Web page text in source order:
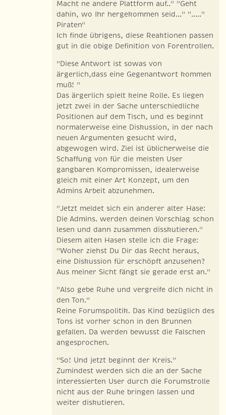
Macht ne andere Plattform auf.." "Geht
dahin, wo Ihr hergekommen seid..." "....."
Piraten"
Ich finde übrigens, diese Reaktionen passen
gut in die obige Definition von Forentrollen.
"Diese Antwort ist sowas von
ärgerlich,dass eine Gegenantwort kommen
muß! "
Das ärgerlich spielt keine Rolle. Es liegen
jetzt zwei in der Sache unterschiedliche
Positionen auf dem Tisch, und es beginnt
normalerweise eine Diskussion, in der nach
neuen Argumenten gesucht wird,
abgewogen wird. Ziel ist üblicherweise die
Schaffung von für die meisten User
gangbaren Kompromissen, idealerweise
gleich mit einer Art Konzept, um den
Admins Arbeit abzunehmen.
"Jetzt meldet sich ein anderer alter Hase:
Die Admins. werden deinen Vorschlag schon
lesen und dann zusammen disskutieren."
Diesem alten Hasen stelle ich die Frage:
"Woher ziehst Du Dir das Recht heraus,
eine Diskussion für erschöpft anzusehen?
Aus meiner Sicht fängt sie gerade erst an."
"Also gebe Ruhe und vergreife dich nicht in
den Ton."
Reine Forumspolitik. Das Kind bezüglich des
Tons ist vorher schon in den Brunnen
gefallen. Da werden bewusst die Falschen
angesprochen.
"So! Und jetzt beginnt der Kreis."
Zumindest werden sich die an der Sache
interessierten User durch die Forumstrolle
nicht aus der Ruhe bringen lassen und
weiter diskutieren.